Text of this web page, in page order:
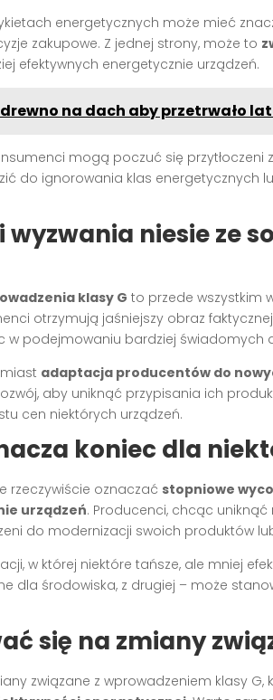
energetycznych może mieć
zakupowe. Z jednej strony, może to
efektywnych energetycznie urządzeń.
na dach aby przetrwało
mogą poczuć się
do ignorowania klas energetycznych
wyzwania niesie ze
klasy G to przede wszystkim
otrzymują jaśniejszy obraz
podejmowaniu bardziej świadomych
adaptacja producentów do
aby uniknąć przypisania ich
cen niektórych urządzeń.
koniec dla
rzeczywiście oznaczać stopniowe
urządzeń. Producenci, chcąc
do modernizacji swoich produktów
w której niektóre tańsze, ale mniej
dla środowiska, z drugiej – może
się na zmiany
związane z wprowadzeniem klasy G,